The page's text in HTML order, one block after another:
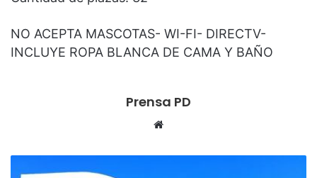
NO ACEPTA MASCOTAS- WI-FI- DIRECTV-
INCLUYE ROPA BLANCA DE CAMA Y BAÑO
Prensa PD
t